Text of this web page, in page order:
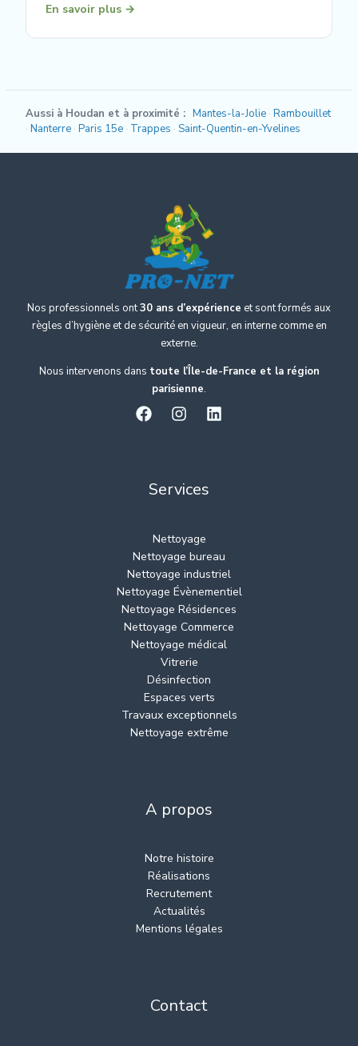
En savoir plus →
Aussi à Houdan et à proximité : Mantes-la-Jolie Rambouillet
Nanterre Paris 15e Trappes Saint-Quentin-en-Yvelines
Nos professionnels ont30 ans d’expérience et sont formés aux
règles d’hygiène et de sécurité en vigueur, en interne comme en
externe.
Nous intervenons dans toute l’Île-de-France et la région
parisienne.
Services
Nettoyage
Nettoyage bureau
Nettoyage industriel
Nettoyage Évènementiel
Nettoyage Résidences
Nettoyage Commerce
Nettoyage médical
Vitrerie
Désinfection
Espaces verts
Travaux exceptionnels
Nettoyage extrême
A propos
Notre histoire
Réalisations
Recrutement
Actualités
Mentions légales
Contact